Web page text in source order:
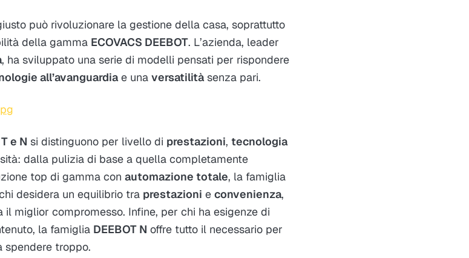
può rivoluzionare la gestione della casa, soprattutto
della gamma ECOVACS DEEBOT. L’azienda, leader
, ha sviluppato una serie di modelli pensati per rispondere
all’avanguardiae una versatilitàsenza pari.
e N si distinguono per livello di prestazioni, tecnologia
dalla pulizia di base a quella completamente
top di gamma con automazione totale, la famiglia
desidera un equilibrio tra prestazioni e convenienza,
il miglior compromesso. Infine, per chi ha esigenze di
la famiglia DEEBOT N offre tutto il necessario per
spendere troppo.